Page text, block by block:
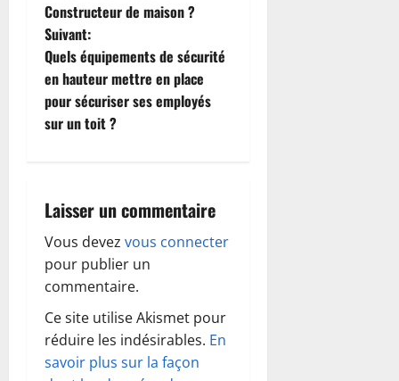
a
v
i
g
t
i
o
n
d
Constructeur de maison ?
Suivant:
Quels équipements de sécurité
en hauteur mettre en place
pour sécuriser ses employés
sur un toit ?
Laisser un commentaire
Vous devez vous connecter
pour publier un
commentaire.
Ce site utilise Akismet pour
réduire les indésirables. En
savoir plus sur la façon